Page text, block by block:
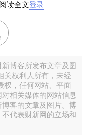
截至11月14日，5448家
，就有一家来自广东。
东省886家上市公司的总
市值约16.2%，居全国
万亿元）和第四名浙江
读全文登录
博客所发布文章及图
关权利人所有，未经
权，任何网站、平面
相关媒体的网站信息
客的文章及图片。博
代表财新网的立场和